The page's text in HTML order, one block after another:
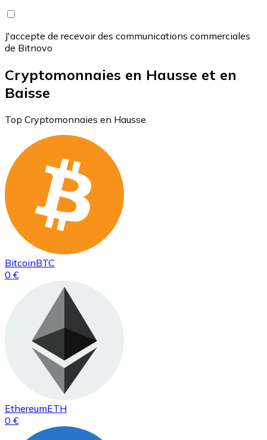
J'accepte de recevoir des communications commerciales
de Bitnovo
Cryptomonnaies en Hausse et en
Baisse
Top Cryptomonnaies en Hausse
BitcoinBTC
0 €
EthereumETH
0 €